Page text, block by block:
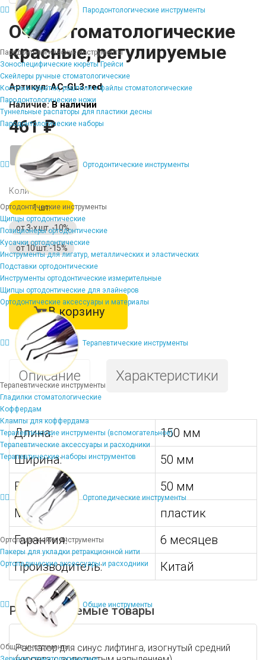
Пародонтологические инструменты
Пародонтологические инструменты
Зоноспецифические кюреты Грейси
Скейлеры ручные стоматологические
Костные кюретки, рашпили и файлы стоматологические
Пародонтологические ножи
Туннельные распаторы для пластики десны
Пародонтологические наборы
Ортодонтические инструменты
Ортодонтические инструменты
Щипцы ортодонтические
Позиционеры ортодонтические
Кусачки ортодонтические
Инструменты для лигатур, металлических и эластических
Подставки ортодонтические
Инструменты ортодонтические измерительные
Щипцы ортодонтические для элайнеров
Ортодонтические аксессуары и материалы
Терапевтические инструменты
Терапевтические инструменты
Гладилки стоматологические
Коффердам
Клампы для коффердама
Терапевтические инструменты (вспомогательное)
Терапевтические аксессуары и расходники
Терапевтические наборы инструментов
Ортопедические инструменты
Ортопедические инструменты
Пакеры для укладки ретракционной нити
Ортопедические аксессуары и расходники
Общие инструменты
Общие инструменты
Очки стоматологические
красные, регулируемые
Артикул:AC-GL3-red
Наличие:В наличии
461 ₽
- +
Количество
1 шт.
от 3-х шт. -10%
от 10 шт. -15%
В корзину
Описание Характеристики
Длина:
150 мм
Ширина:
50 мм
Высота:
50 мм
Материал:
пластик
Гарантия:
6 месяцев
Производитель:
Китай
Рекомендуемые товары
Распатор для синус лифтинга, изогнутый средний